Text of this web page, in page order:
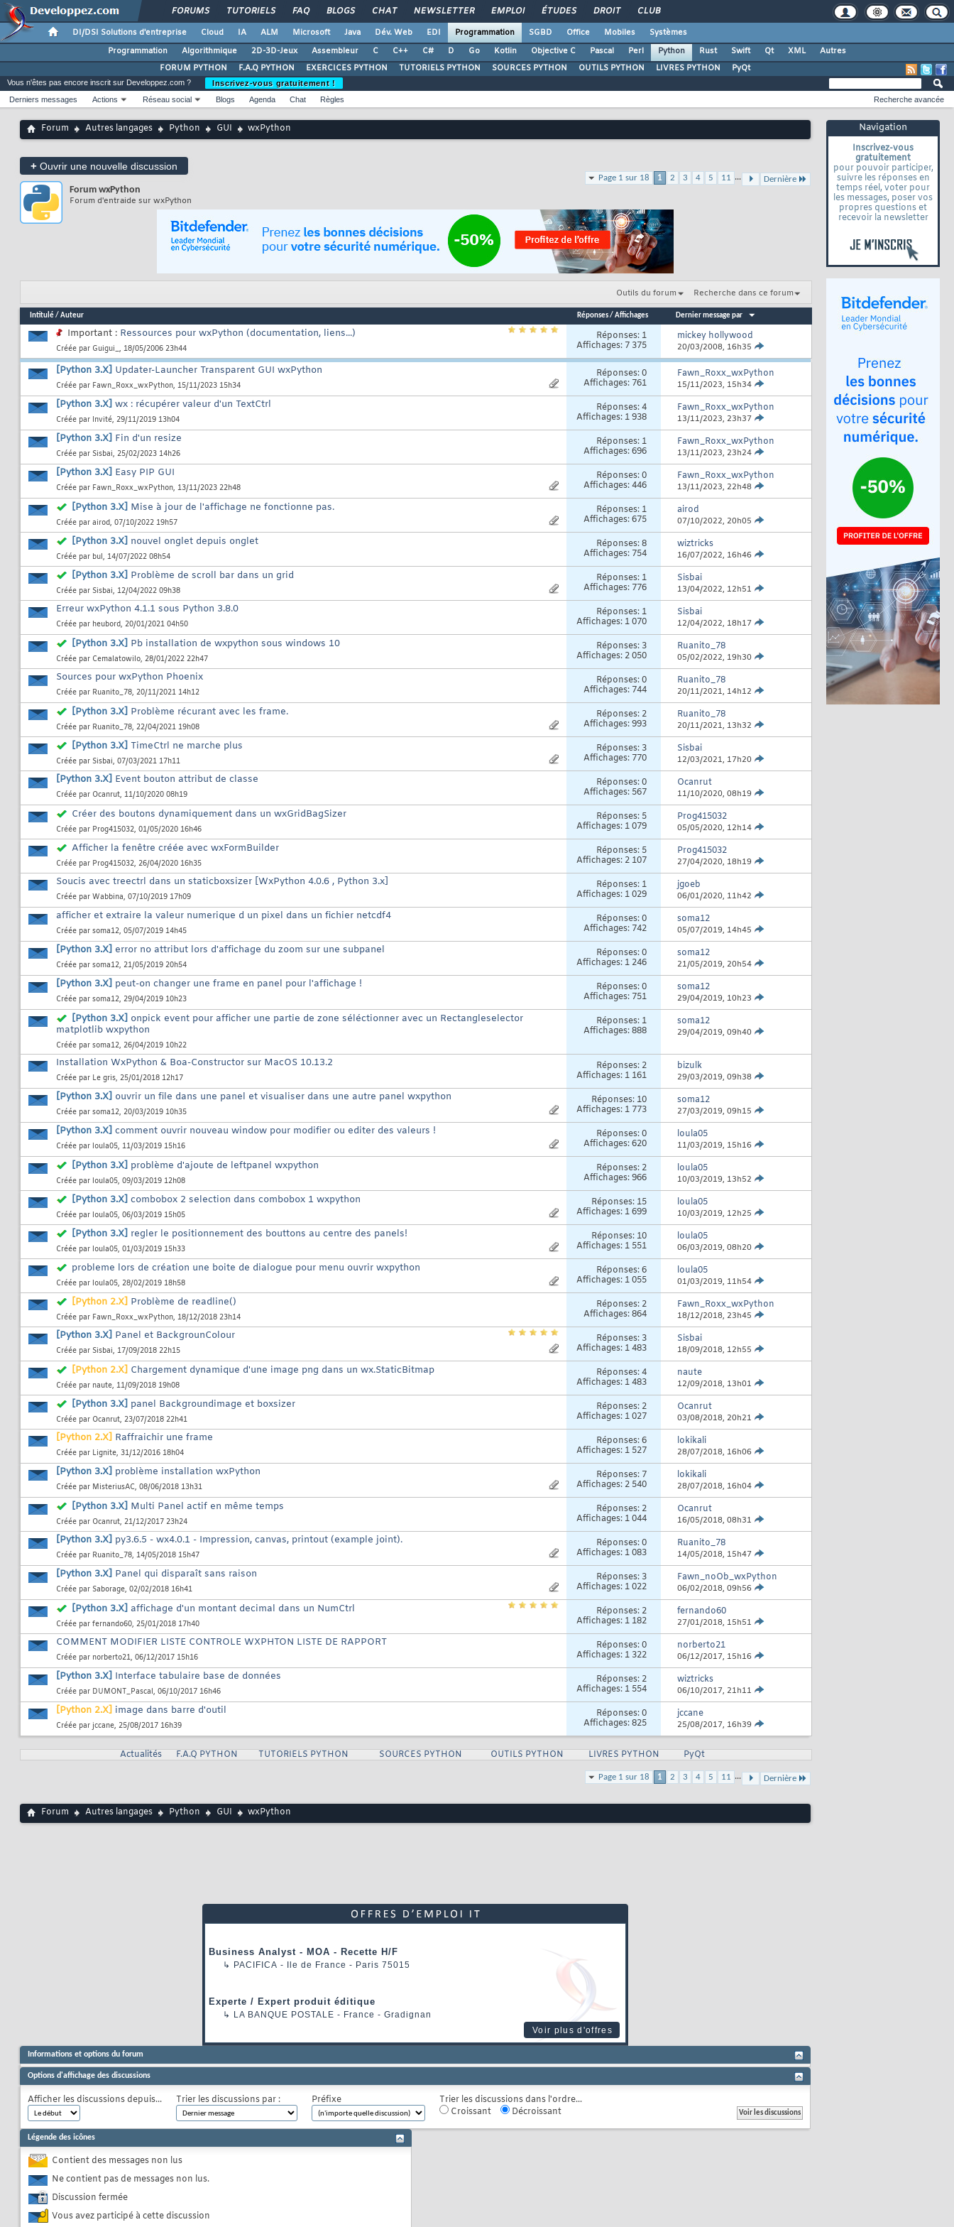
FORUMS TUTORIELS FAQ BLOGS CHAT NEWSLETTER EMPLOI ÉTUDES DROIT CLUB
DI/DSI Solutions d'entreprise Cloud IA ALM Microsoft Java Dév. Web EDI Programmation SGBD Office Mobiles
Systèmes
Programmation
Algorithmique 2D-3D-Jeux Assembleur C C++ C# D Go Kotlin Objective C Pascal Perl Python Rust Swift Qt XML
Autres
FORUM PYTHON
F.A.Q PYTHON EXERCICES PYTHON TUTORIELS PYTHON SOURCES PYTHON OUTILS PYTHON LIVRES PYTHON PyQt
Vous n'êtes pas encore inscrit sur Developpez.com ?
Inscrivez-vous gratuitement !
Derniers messages
Actions Réseau social Blogs Agenda Chat Règles Recherche avancée
Forum Autres langages Python GUI wxPython Navigation
Inscrivez-vous
gratuitement
pour pouvoir participer,
suivre les réponses en
temps réel, voter pour
les messages, poser vos
propres questions et
recevoir la newsletter
+ Ouvrir une nouvelle discussion
Page 1 sur 18 1 2 3 4 5 11 ... Dernière
Forum wxPython
Forum d'entraide sur wxPython
Outils du forum Recherche dans ce forum
Intitulé/ Auteur Réponses/ Affichages Dernier message par
Important : Ressources pour wxPython (documentation, liens...)
Créée par Guigui_, 18/05/2006 23h44
Réponses: 1
Affichages: 7 375
mickey hollywood
20/03/2008, 16h35
[Python 3.X] Updater-Launcher Transparent GUI wxPython
Créée par Fawn_Roxx_wxPython, 15/11/2023 15h34
Réponses:0
Affichages: 761
Fawn_Roxx_wxPython
15/11/2023, 15h34
[Python 3.X] wx : récupérer valeur d'un TextCtrl
Créée par Invité, 29/11/2019 13h04
Réponses:4
Affichages: 1 938
Fawn_Roxx_wxPython
13/11/2023, 23h37
[Python 3.X] Fin d'un resize
Créée par Sisbai, 25/02/2023 14h26
Réponses: 1
Affichages: 696
Fawn_Roxx_wxPython
13/11/2023, 23h24
[Python 3.X] Easy PIP GUI
Créée par Fawn_Roxx_wxPython, 13/11/2023 22h48
Réponses:0
Affichages: 446
Fawn_Roxx_wxPython
13/11/2023, 22h48
[Python 3.X] Mise à jour de l'affichage ne fonctionne pas.
Créée par airod, 07/10/2022 19h57
Réponses: 1
Affichages: 675
airod
07/10/2022, 20h05
[Python 3.X] nouvel onglet depuis onglet
Créée par bul, 14/07/2022 08h54
Réponses:8
Affichages: 754
wiztricks
16/07/2022, 16h46
[Python 3.X] Problème de scroll bar dans un grid
Créée par Sisbai, 12/04/2022 09h38
Réponses: 1
Affichages: 776
Sisbai
13/04/2022, 12h51
Erreur wxPython 4.1.1 sous Python 3.8.0
Créée par heubord, 20/01/2021 04h50
Réponses: 1
Affichages: 1 070
Sisbai
12/04/2022, 18h17
[Python 3.X] Pb installation de wxpython sous windows 10
Créée par Cemalatowilo, 28/01/2022 22h47
Réponses: 3
Affichages: 2 050
Ruanito_78
05/02/2022, 19h30
Sources pour wxPython Phoenix
Créée par Ruanito_78, 20/11/2021 14h12
Réponses:0
Affichages: 744
Ruanito_78
20/11/2021, 14h12
[Python 3.X] Problème récurant avec les frame.
Créée par Ruanito_78, 22/04/2021 19h08
Réponses: 2
Affichages: 993
Ruanito_78
20/11/2021, 13h32
[Python 3.X] TimeCtrl ne marche plus
Créée par Sisbai, 07/03/2021 17h11
Réponses: 3
Affichages: 770
Sisbai
12/03/2021, 17h20
[Python 3.X] Event bouton attribut de classe
Créée par Ocanrut, 11/10/2020 08h19
Réponses:0
Affichages: 567
Ocanrut
11/10/2020, 08h19
Créer des boutons dynamiquement dans un wxGridBagSizer
Créée par Prog415032, 01/05/2020 16h46
Réponses: 5
Affichages: 1 079
Prog415032
05/05/2020, 12h14
Afficher la fenêtre créée avec wxFormBuilder
Créée par Prog415032, 26/04/2020 16h35
Réponses: 5
Affichages: 2 107
Prog415032
27/04/2020, 18h19
Soucis avec treectrl dans un staticboxsizer [WxPython 4.0.6 , Python 3.x]
Créée par Wabbina, 07/10/2019 17h09
Réponses: 1
Affichages: 1 029
jgoeb
06/01/2020, 11h42
afficher et extraire la valeur numerique d un pixel dans un fichier netcdf4
Créée par soma12, 05/07/2019 14h45
Réponses:0
Affichages: 742
soma12
05/07/2019, 14h45
[Python 3.X] error no attribut lors d'affichage du zoom sur une subpanel
Créée par soma12, 21/05/2019 20h54
Réponses:0
Affichages: 1 246
soma12
21/05/2019, 20h54
[Python 3.X] peut-on changer une frame en panel pour l'affichage !
Créée par soma12, 29/04/2019 10h23
Réponses:0
Affichages: 751
soma12
29/04/2019, 10h23
[Python 3.X] onpick event pour afficher une partie de zone séléctionner avec un Rectangleselector
matplotlib wxpython
Créée par soma12, 26/04/2019 10h22
Réponses: 1
Affichages: 888
soma12
29/04/2019, 09h40
Installation WxPython & Boa-Constructor sur MacOS 10.13.2
Créée par Le gris, 25/01/2018 12h17
Réponses: 2
Affichages: 1 161
bizulk
29/03/2019, 09h38
[Python 3.X] ouvrir un file dans une panel et visualiser dans une autre panel wxpython
Créée par soma12, 20/03/2019 10h35
Réponses: 10
Affichages: 1 773
soma12
27/03/2019, 09h15
[Python 3.X] comment ouvrir nouveau window pour modifier ou editer des valeurs !
Créée par loula05, 11/03/2019 15h16
Réponses:0
Affichages: 620
loula05
11/03/2019, 15h16
[Python 3.X] problème d'ajoute de leftpanel wxpython
Créée par loula05, 09/03/2019 12h08
Réponses: 2
Affichages: 966
loula05
10/03/2019, 13h52
[Python 3.X] combobox 2 selection dans combobox 1 wxpython
Créée par loula05, 06/03/2019 15h05
Réponses: 15
Affichages: 1 699
loula05
10/03/2019, 12h25
[Python 3.X] regler le positionnement des bouttons au centre des panels!
Créée par loula05, 01/03/2019 15h33
Réponses: 10
Affichages: 1 551
loula05
06/03/2019, 08h20
probleme lors de création une boite de dialogue pour menu ouvrir wxpython
Créée par loula05, 28/02/2019 18h58
Réponses:6
Affichages: 1 055
loula05
01/03/2019, 11h54
[Python 2.X] Problème de readline()
Créée par Fawn_Roxx_wxPython, 18/12/2018 23h14
Réponses: 2
Affichages: 864
Fawn_Roxx_wxPython
18/12/2018, 23h45
[Python 3.X] Panel et BackgrounColour
Créée par Sisbai, 17/09/2018 22h15
Réponses: 3
Affichages: 1 483
Sisbai
18/09/2018, 12h55
[Python 2.X] Chargement dynamique d'une image png dans un wx.StaticBitmap
Créée par naute, 11/09/2018 19h08
Réponses:4
Affichages: 1 483
naute
12/09/2018, 13h01
[Python 3.X] panel Backgroundimage et boxsizer
Créée par Ocanrut, 23/07/2018 22h41
Réponses: 2
Affichages: 1 027
Ocanrut
03/08/2018, 20h21
[Python 2.X] Raffraichir une frame
Créée par Lignite, 31/12/2016 18h04
Réponses:6
Affichages: 1 527
lokikali
28/07/2018, 16h06
[Python 3.X] problème installation wxPython
Créée par MisteriusAC, 08/06/2018 13h31
Réponses: 7
Affichages: 2 540
lokikali
28/07/2018, 16h04
[Python 3.X] Multi Panel actif en même temps
Créée par Ocanrut, 21/12/2017 23h24
Réponses: 2
Affichages: 1 044
Ocanrut
16/05/2018, 08h31
[Python 3.X] py3.6.5 - wx4.0.1 - Impression, canvas, printout (example joint).
Créée par Ruanito_78, 14/05/2018 15h47
Réponses:0
Affichages: 1 083
Ruanito_78
14/05/2018, 15h47
[Python 3.X] Panel qui disparaît sans raison
Créée par Saborage, 02/02/2018 16h41
Réponses: 3
Affichages: 1 022
Fawn_noOb_wxPython
06/02/2018, 09h56
[Python 3.X] affichage d'un montant decimal dans un NumCtrl
Créée par fernando60, 25/01/2018 17h40
Réponses: 2
Affichages: 1 182
fernando60
27/01/2018, 15h51
COMMENT MODIFIER LISTE CONTROLE WXPHTON LISTE DE RAPPORT
Créée par norberto21, 06/12/2017 15h16
Réponses:0
Affichages: 1 322
norberto21
06/12/2017, 15h16
[Python 3.X] Interface tabulaire base de données
Créée par DUMONT_Pascal, 06/10/2017 16h46
Réponses: 2
Affichages: 1 554
wiztricks
06/10/2017, 21h11
[Python 2.X] image dans barre d'outil
Créée par jccane, 25/08/2017 16h39
Réponses:0
Affichages: 825
jccane
25/08/2017, 16h39
Actualités F.A.Q PYTHON TUTORIELS PYTHON SOURCES PYTHON OUTILS PYTHON LIVRES PYTHON PyQt
Page 1 sur 18 1 2 3 4 5 11 ... Dernière
Forum Autres langages Python GUI wxPython
Business Analyst - MOA - Recette H/F
↳ PACIFICA - Ile de France - Paris 75015
Experte / Expert produit éditique
↳ LA BANQUE POSTALE - France - Gradignan
Voir plus d'offres
Informations et options du forum
Options d'affichage des discussions
Afficher les discussions depuis... Trier les discussions par : Préfixe
Trier les discussions dans l'ordre...
Croissant
Décroissant
Légende des icônes
Contient des messages non lus
Ne contient pas de messages non lus.
Discussion fermée
Vous avez participé à cette discussion